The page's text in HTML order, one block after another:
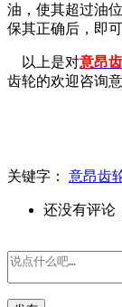
油，使其超过油
保其正确后，即
以上是对意昂
齿轮的欢迎咨询
关键字： 意昂齿
还没有评论